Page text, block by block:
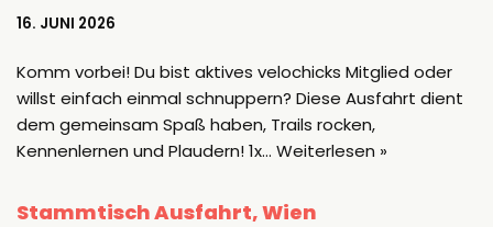
16. JUNI 2026
Komm vorbei! Du bist aktives velochicks Mitglied oder
willst einfach einmal schnuppern? Diese Ausfahrt dient
dem gemeinsam Spaß haben, Trails rocken,
Kennenlernen und Plaudern! 1x… Weiterlesen »
Stammtisch Ausfahrt, Wien